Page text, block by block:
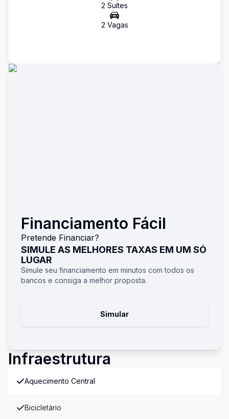
2 Suítes
2 Vagas
Financiamento Fácil
Pretende Financiar?
SIMULE AS MELHORES TAXAS EM UM SÓ
LUGAR
Simule seu financiamento em minutos com todos os
bancos e consiga a melhor proposta.
Simular
Infraestrutura
Aquecimento Central
Bicicletário